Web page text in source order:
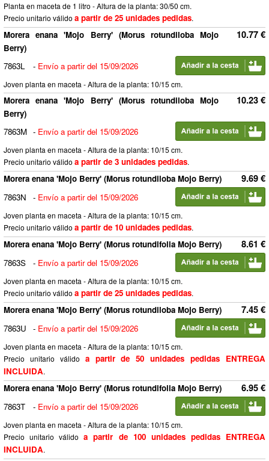
Planta en maceta de 1 litro - Altura de la planta: 30/50 cm.
Precio unitario válido a partir de 25 unidades pedidas.
10.77 €
Morera enana 'Mojo Berry' (Morus rotundiloba Mojo
Berry)
7863L
- Envío a partir del 15/09/2026
Joven planta en maceta - Altura de la planta: 10/15 cm.
10.23 €
Morera enana 'Mojo Berry' (Morus rotundiloba Mojo
Berry)
7863M - Envío a partir del 15/09/2026
Joven planta en maceta - Altura de la planta: 10/15 cm.
Precio unitario válido a partir de 3 unidades pedidas.
9.69 €
Morera enana 'Mojo Berry' (Morus rotundiloba Mojo Berry)
7863N
- Envío a partir del 15/09/2026
Joven planta en maceta - Altura de la planta: 10/15 cm.
Precio unitario válido a partir de 10 unidades pedidas.
8.61 €
Morera enana 'Mojo Berry' (Morus rotundifolia Mojo Berry)
7863S
- Envío a partir del 15/09/2026
Joven planta en maceta - Altura de la planta: 10/15 cm.
Precio unitario válido a partir de 25 unidades pedidas.
7.45 €
Morera enana 'Mojo Berry' (Morus rotundiloba Mojo Berry)
7863U
- Envío a partir del 15/09/2026
Joven planta en maceta - Altura de la planta: 10/15 cm.
Precio unitario válido a partir de 50 unidades pedidas ENTREGA
INCLUIDA.
6.95 €
Morera enana 'Mojo Berry' (Morus rotundifolia Mojo Berry)
7863T
- Envío a partir del 15/09/2026
Joven planta en maceta - Altura de la planta: 10/15 cm.
Precio unitario válidoa partir de 100 unidades pedidas ENTREGA
INCLUIDA.